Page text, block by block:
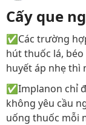
Cấy que
✅Các trường
hút thuốc lá,
huyết áp nhẹ thì
✅Implanon chỉ
không yêu cầu
uống thuốc mỗi